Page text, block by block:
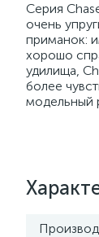
Серия
очень
приманок:
хорошо
удилища,
более
модельный